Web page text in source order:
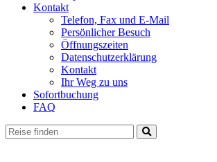
Kontakt
Telefon, Fax und E-Mail
Persönlicher Besuch
Öffnungszeiten
Datenschutzerklärung
Kontakt
Ihr Weg zu uns
Sofortbuchung
FAQ